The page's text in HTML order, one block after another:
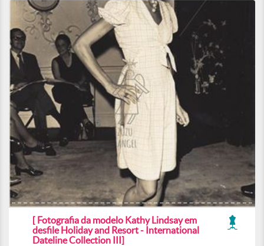
[ Fotografia da modelo Kathy Lindsay em
desfile Holiday and Resort - International
Dateline Collection III]